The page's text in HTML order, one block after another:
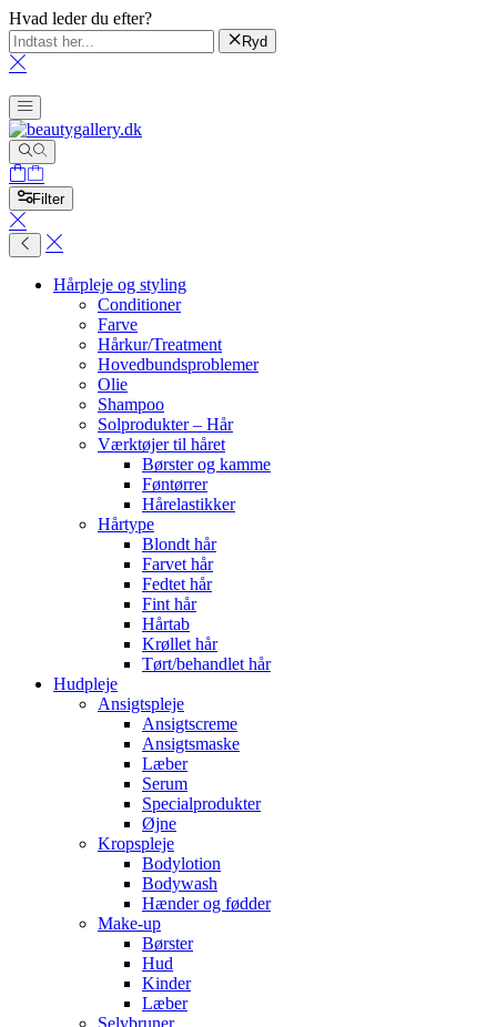
Hvad leder du efter?
Ryd
Filter
Hårpleje og styling
Conditioner
Farve
Hårkur/Treatment
Hovedbundsproblemer
Olie
Shampoo
Solprodukter – Hår
Værktøjer til håret
Børster og kamme
Føntørrer
Hårelastikker
Hårtype
Blondt hår
Farvet hår
Fedtet hår
Fint hår
Hårtab
Krøllet hår
Tørt/behandlet hår
Hudpleje
Ansigtspleje
Ansigtscreme
Ansigtsmaske
Læber
Serum
Specialprodukter
Øjne
Kropspleje
Bodylotion
Bodywash
Hænder og fødder
Make-up
Børster
Hud
Kinder
Læber
Selvbruner